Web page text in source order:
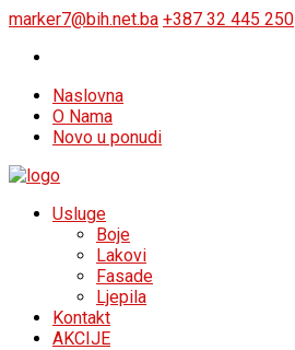
marker7@bih.net.ba +387 32 445 250
Naslovna
O Nama
Novo u ponudi
Usluge
Boje
Lakovi
Fasade
Ljepila
Kontakt
AKCIJE